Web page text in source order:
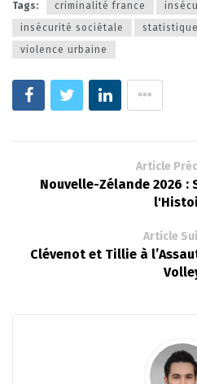
Tags: criminalité france
insécurité sociétale
violence urbaine
Article
Nouvelle-Zélande 2026 :
Article
Clévenot et Tillie à